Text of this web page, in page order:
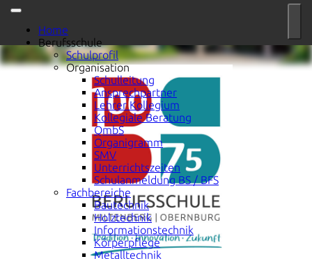
Home
Berufsschule
Schulprofil
Organisation
Schulleitung
Ansprechpartner
Lehrer Kollegium
Kollegiale Beratung
QmbS
Organigramm
SMV
Unterrichtszeiten
Schulanmeldung BS / BFS
Fachbereiche
Bautechnik
Holztechnik
Informationstechnik
Körperpflege
Metalltechnik